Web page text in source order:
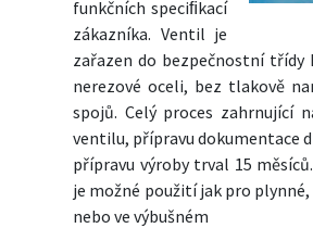
funkčních speciﬁkací
zákazníka. Ventil je
zařazen do bezpečnostní třídy
nerezové oceli, bez tlakově
spojů. Celý proces zahrnující
ventilu, přípravu dokumentace
přípravu výroby trval 15
je možné použití jak pro
nebo ve výbušném